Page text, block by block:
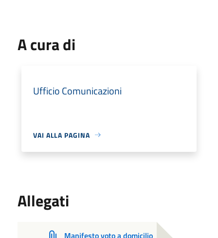
A cura di
Ufficio Comunicazioni
VAI ALLA PAGINA
Allegati
Manifesto voto a domicilio